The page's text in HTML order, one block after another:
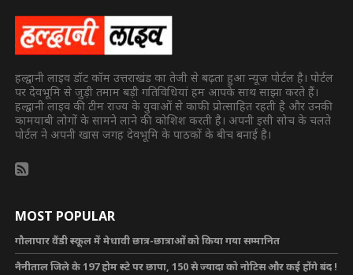
हल्द्वानी लाइव डॉट कॉम उत्तराखंड का तेजी से बढ़ता हुआ न्यूज पोर्टल है। पोर्टल
पर देवभूमि से जुड़ी तमाम बड़ी गतिविधियां हम आपके साथ साझा करते हैं।
हल्द्वानी लाइव की टीम राज्य के युवाओं से काफी प्रोत्साहित रहती है और उनकी
कामयाबी लोगों के सामने लाने की कोशिश करती है। अपनी इसी सोच के चलते
पोर्टल ने अपनी खास जगह देवभूमि के पाठकों के बीच बनाई है।
MOST POPULAR
गौलापार वैंडी स्कूल में मेधावी छात्र-छात्राओं को किया गया सम्मानित
नैनीताल जिले के 197 होम स्टे पर छापा, 150 से ज्यादा को नोटिस और कई होंगे बंद !